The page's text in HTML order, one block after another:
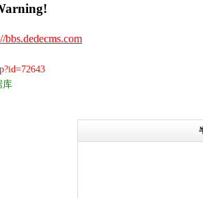
bbs.dedecms.com
库